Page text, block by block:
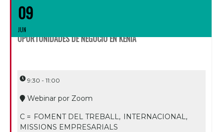
09
JUN
OPORTUNIDADES DE NEGOCIO EN KENIA
9:30 - 11:00
Webinar por Zoom
C = FOMENT DEL TREBALL, INTERNACIONAL,
MISSIONS EMPRESARIALS